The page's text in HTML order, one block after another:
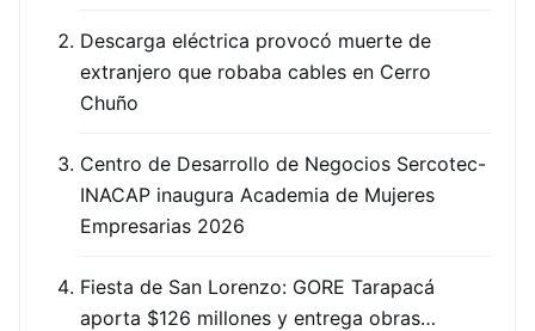
Descarga eléctrica provocó muerte de
extranjero que robaba cables en Cerro
Chuño
Centro de Desarrollo de Negocios Sercotec-
INACAP inaugura Academia de Mujeres
Empresarias 2026
Fiesta de San Lorenzo: GORE Tarapacá
aporta $126 millones y entrega obras…